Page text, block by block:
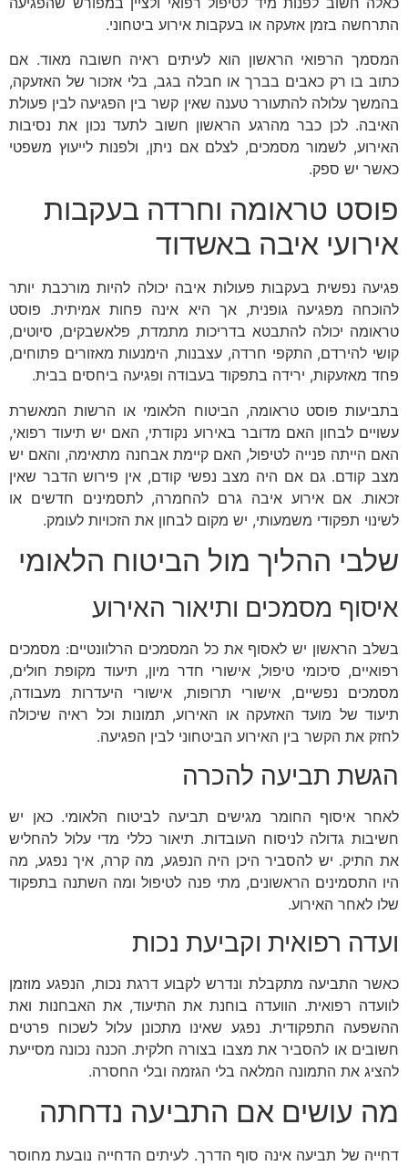
התרחשה בזמן אזעקה או בעקבות אירוע ביטחוני.
המסמך הרפואי הראשון הוא לעיתים ראיה חשובה מאוד. אם
כתוב בו רק כאבים בברך או חבלה בגב, בלי אזכור של האזעקה,
בהמשך עלולה להתעורר טענה שאין קשר בין הפגיעה לבין פעולת
האיבה. לכן כבר מהרגע הראשון חשוב לתעד נכון את נסיבות
האירוע, לשמור מסמכים, לצלם אם ניתן, ולפנות לייעוץ משפטי
כאשר יש ספק.
פוסט טראומה וחרדה בעקבות
אירועי איבה באשדוד
פגיעה נפשית בעקבות פעולות איבה יכולה להיות מורכבת יותר
להוכחה מפגיעה גופנית, אך היא אינה פחות אמיתית. פוסט
טראומה יכולה להתבטא בדריכות מתמדת, פלאשבקים, סיוטים,
קושי להירדם, התקפי חרדה, עצבנות, הימנעות מאזורים פתוחים,
פחד מאזעקות, ירידה בתפקוד בעבודה ופגיעה ביחסים בבית.
בתביעות פוסט טראומה, הביטוח הלאומי או הרשות המאשרת
עשויים לבחון האם מדובר באירוע נקודתי, האם יש תיעוד רפואי,
האם הייתה פנייה לטיפול, האם קיימת אבחנה מתאימה, והאם יש
מצב קודם. גם אם היה מצב נפשי קודם, אין פירוש הדבר שאין
זכאות. אם אירוע איבה גרם להחמרה, לתסמינים חדשים או
לשינוי תפקודי משמעותי, יש מקום לבחון את הזכויות לעומק.
שלבי ההליך מול הביטוח הלאומי
איסוף מסמכים ותיאור האירוע
בשלב הראשון יש לאסוף את כל המסמכים הרלוונטיים: מסמכים
רפואיים, סיכומי טיפול, אישורי חדר מיון, תיעוד מקופת חולים,
מסמכים נפשיים, אישורי תרופות, אישורי היעדרות מעבודה,
תיעוד של מועד האזעקה או האירוע, תמונות וכל ראיה שיכולה
לחזק את הקשר בין האירוע הביטחוני לבין הפגיעה.
הגשת תביעה להכרה
לאחר איסוף החומר מגישים תביעה לביטוח הלאומי. כאן יש
חשיבות גדולה לניסוח העובדות. תיאור כללי מדי עלול להחליש
את התיק. יש להסביר היכן היה הנפגע, מה קרה, איך נפגע, מה
היו התסמינים הראשונים, מתי פנה לטיפול ומה השתנה בתפקוד
שלו לאחר האירוע.
ועדה רפואית וקביעת נכות
כאשר התביעה מתקבלת ונדרש לקבוע דרגת נכות, הנפגע מוזמן
לוועדה רפואית. הוועדה בוחנת את התיעוד, את האבחנות ואת
ההשפעה התפקודית. נפגע שאינו מתכונן עלול לשכוח פרטים
חשובים או להסביר את מצבו בצורה חלקית. הכנה נכונה מסייעת
להציג את התמונה המלאה בלי הגזמה ובלי החסרה.
מה עושים אם התביעה נדחתה
דחייה של תביעה אינה סוף הדרך. לעיתים הדחייה נובעת מחוסר